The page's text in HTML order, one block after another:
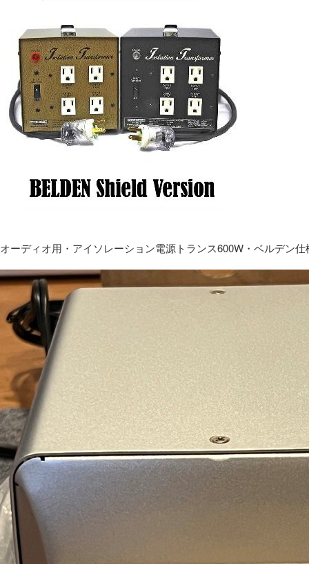
オーディオ用・アイソレーション電源トランス600W・ベルデン仕